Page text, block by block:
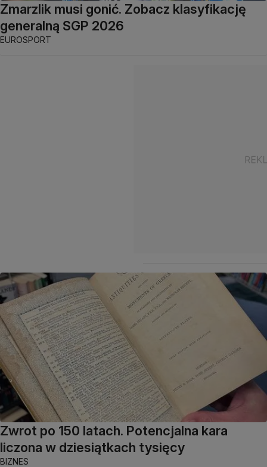
Zmarzlik musi gonić. Zobacz klasyfikację
generalną SGP 2026
EUROSPORT
Zwrot po 150 latach. Potencjalna kara
liczona w dziesiątkach tysięcy
BIZNES